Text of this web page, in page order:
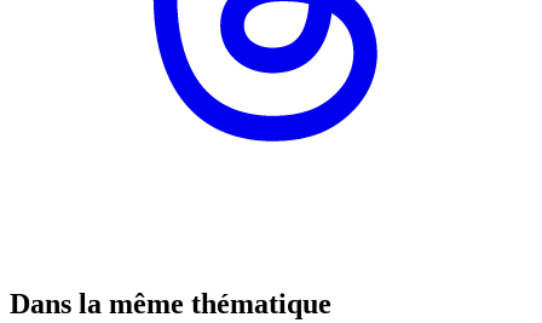
Dans la même thématique